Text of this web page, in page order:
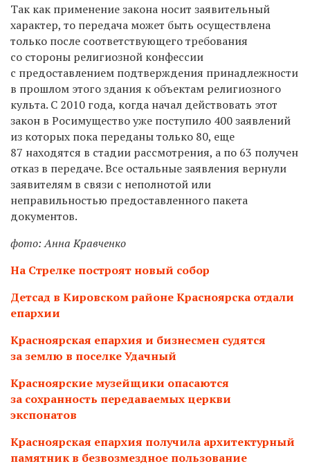
Так как применение закона носит заявительный
характер, то передача может быть осуществлена
только после соответствующего требования
со стороны религиозной конфессии
с предоставлением подтверждения принадлежности
в прошлом этого здания к объектам религиозного
культа. С 2010 года, когда начал действовать этот
закон в Росимущество уже поступило 400 заявлений
из которых пока переданы только 80, еще
87 находятся в стадии рассмотрения, а по 63 получен
отказ в передаче. Все остальные заявления вернули
заявителям в связи с неполнотой или
неправильностью предоставленного пакета
документов.
фото: Анна Кравченко
На Стрелке построят новый собор
Детсад в Кировском районе Красноярска отдали
епархии
Красноярская епархия и бизнесмен судятся
за землю в поселке Удачный
Красноярские музейщики опасаются
за сохранность передаваемых церкви
экспонатов
Красноярская епархия получила архитектурный
памятник в безвозмездное пользование